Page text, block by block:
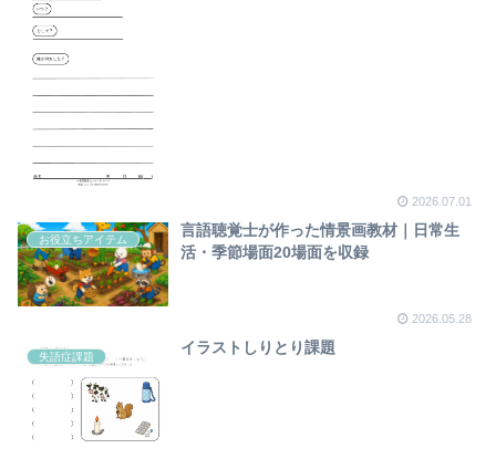
2026.07.01
お役立ちアイテム
言語聴覚士が作った情景画教材｜日常生
活・季節場面20場面を収録
2026.05.28
失語症課題
イラストしりとり課題